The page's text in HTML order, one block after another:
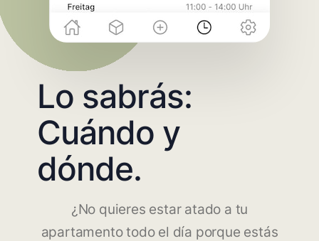
Lo sabrás:
Cuándo y
dónde.
¿No quieres estar atado a tu
apartamento todo el día porque estás